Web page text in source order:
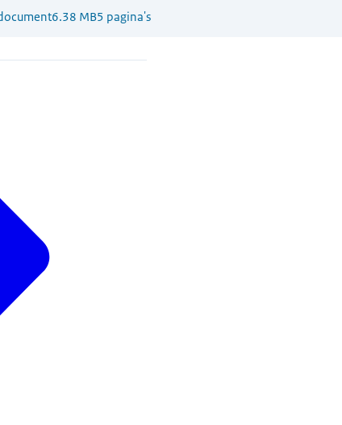
6.38 MB5 pagina's